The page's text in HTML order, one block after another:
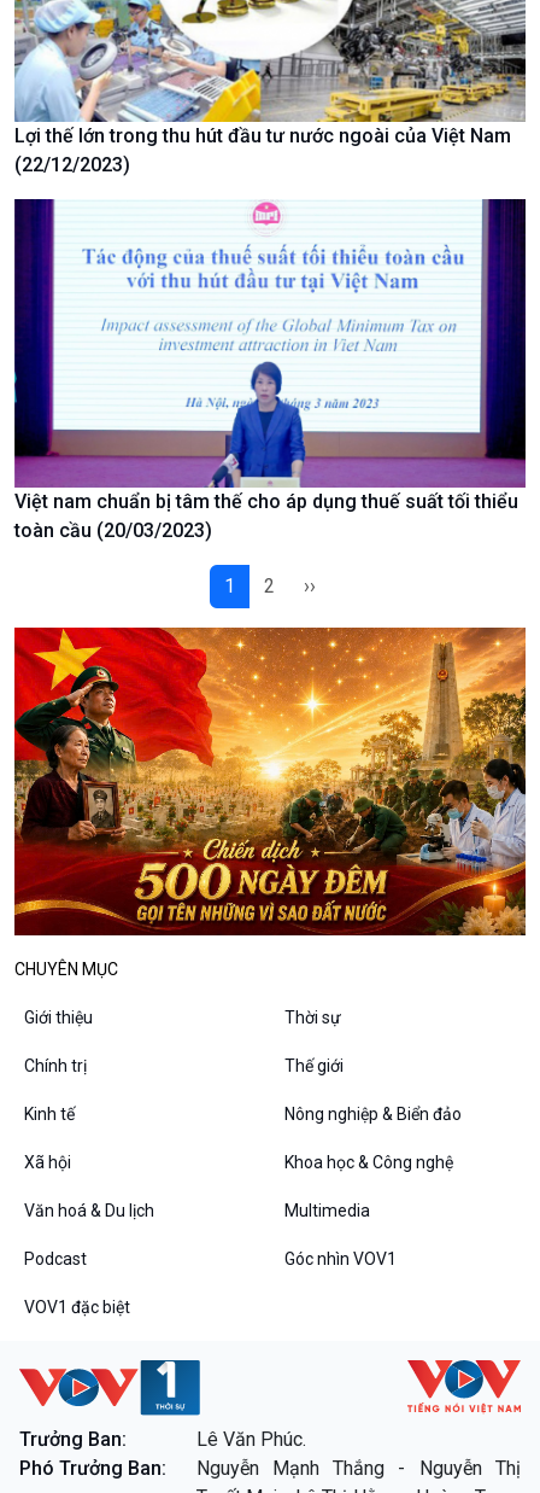
Câu chuyện Thể thao
Infographic
E-Magazine
Podcast
Góc nhìn VOV1
Câu chuyện thời sự
Đối thoại
Diễn đàn chủ nhật
Chuyện đêm
Thanh âm ký sự
Chân dung cuộc sống
Lợi thế lớn trong thu hút đầu tư nước ngoài của Việt Nam
(22/12/2023)
Việt nam chuẩn bị tâm thế cho áp dụng thuế suất tối thiểu
toàn cầu (20/03/2023)
1 2 ››
CHUYÊN MỤC
Giới thiệu Thời sự
Chính trị Thế giới
Kinh tế Nông nghiệp & Biển đảo
Xã hội Khoa học & Công nghệ
Văn hoá & Du lịch Multimedia
Podcast Góc nhìn VOV1
VOV1 đặc biệt
Trưởng Ban:
Lê Văn Phúc.
Phó Trưởng Ban:
Nguyễn Mạnh Thắng - Nguyễn Thị